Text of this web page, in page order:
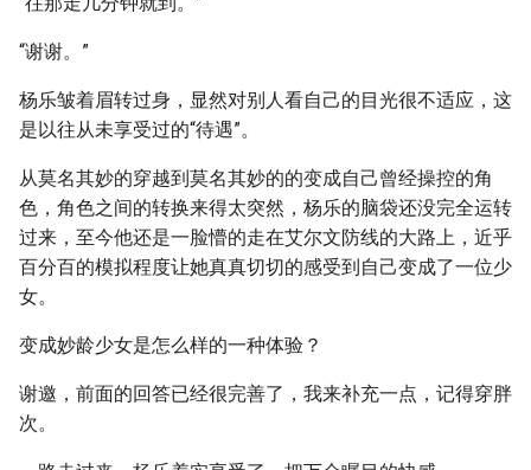
“谢谢。”
杨乐皱着眉转过身，显然对别人看自己的目光很不适应，这
是以往从未享受过的“待遇”。
从莫名其妙的穿越到莫名其妙的的变成自己曾经操控的角
色，角色之间的转换来得太突然，杨乐的脑袋还没完全运转
过来，至今他还是一脸懵的走在艾尔文防线的大路上，近乎
百分百的模拟程度让她真真切切的感受到自己变成了一位少
女。
变成妙龄少女是怎么样的一种体验？
谢邀，前面的回答已经很完善了，我来补充一点，记得穿胖
次。